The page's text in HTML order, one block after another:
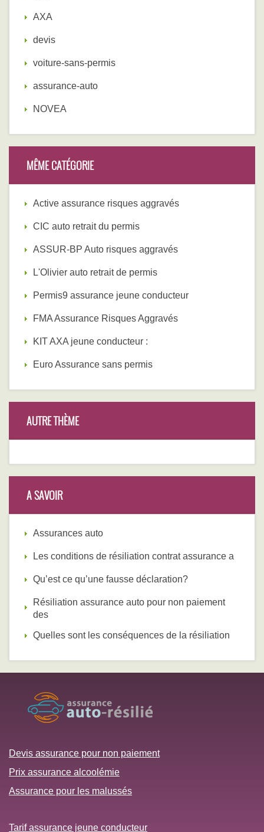
AXA
devis
voiture-sans-permis
assurance-auto
NOVEA
MÊME CATÉGORIE
Active assurance risques aggravés
CIC auto retrait du permis
ASSUR-BP Auto risques aggravés
L'Olivier auto retrait de permis
Permis9 assurance jeune conducteur
FMA Assurance Risques Aggravés
KIT AXA jeune conducteur :
Euro Assurance sans permis
AUTRE THÈME
A SAVOIR
Assurances auto
Les conditions de résiliation contrat assurance a
Qu’est ce qu’une fausse déclaration?
Résiliation assurance auto pour non paiement
des
Quelles sont les conséquences de la résiliation
Devis assurance pour non paiement
Prix assurance alcoolémie
Assurance pour les malussés
Tarif assurance jeune conducteur